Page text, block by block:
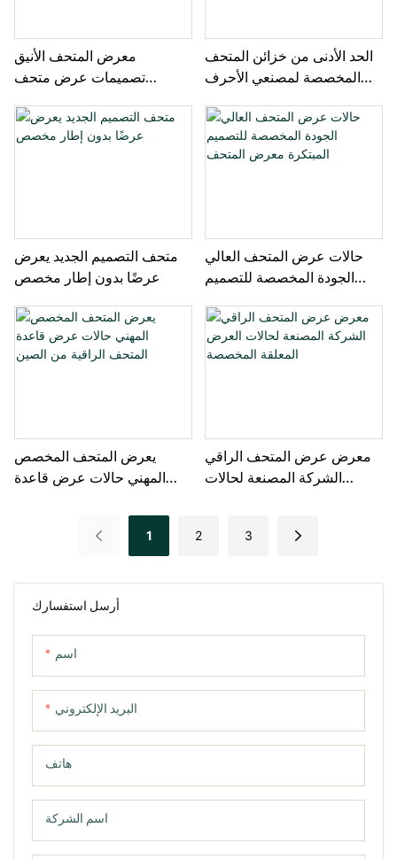
أرسل استفسارك
اسم
البريد الإلكتروني
هاتف
اسم الشركة
معرض المتحف الأنيق
تصميمات عرض متحف
مخصص
الحد الأدنى من خزائن المتحف
المخصصة لمصنعي الأحرف
المصنعة لحالات العرض
متحف التصميم الجديد يعرض
عرضًا بدون إطار مخصص
حالات عرض المتحف العالي
الجودة المخصصة للتصميم
المبتكرة معرض المتحف
يعرض المتحف المخصص
المهني حالات عرض قاعدة
معرض عرض المتحف الراقي
الشركة المصنعة لحالات
1 2 3